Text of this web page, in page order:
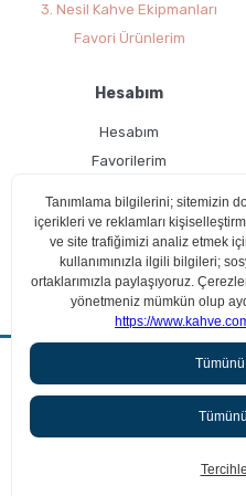
3. Nesil Kahve Ekipmanları
Favori Ürünlerim
Hesabım
Hesabım
Favorilerim
Ücretsiz Üyelik